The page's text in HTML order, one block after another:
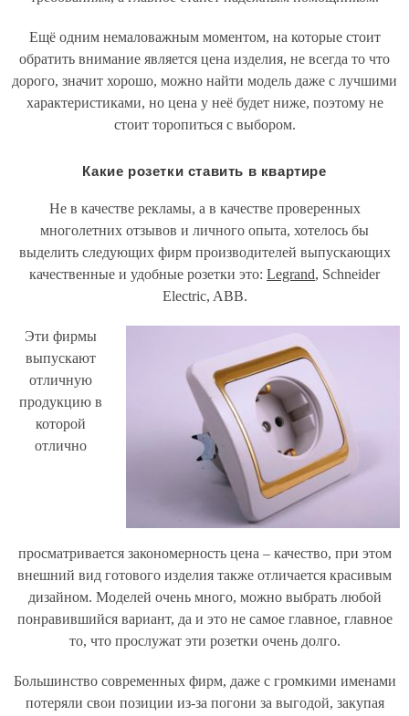
Ещё одним немаловажным моментом, на которые стоит
обратить внимание является цена изделия, не всегда то что
дорого, значит хорошо, можно найти модель даже с лучшими
характеристиками, но цена у неё будет ниже, поэтому не
стоит торопиться с выбором.
Какие розетки ставить в квартире
Не в качестве рекламы, а в качестве проверенных
многолетних отзывов и личного опыта, хотелось бы
выделить следующих фирм производителей выпускающих
качественные и удобные розетки это: Legrand, Schneider
Electric, ABB.
Эти фирмы
выпускают
отличную
продукцию в
которой
отлично
просматривается закономерность цена – качество, при этом
внешний вид готового изделия также отличается красивым
дизайном. Моделей очень много, можно выбрать любой
понравившийся вариант, да и это не самое главное, главное
то, что прослужат эти розетки очень долго.
Большинство современных фирм, даже с громкими именами
потеряли свои позиции из-за погони за выгодой, закупая